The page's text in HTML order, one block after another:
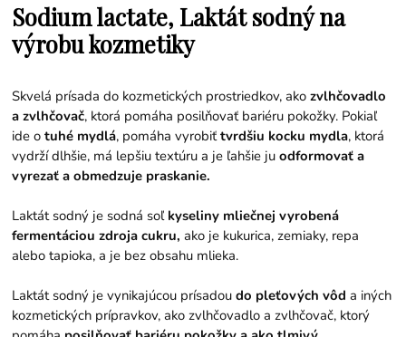
Sodium lactate, Laktát sodný na
výrobu kozmetiky
Skvelá prísada do kozmetických prostriedkov, akozvlhčovadlo
a zvlhčovač, ktorá pomáha posilňovať bariéru pokožky. Pokiaľ
ide o tuhé mydlá, pomáha vyrobiťtvrdšiu kocku mydla, ktorá
vydrží dlhšie, má lepšiu textúru a je ľahšie ju odformovať a
vyrezať a obmedzuje praskanie.
Laktát sodný je sodná soľ kyseliny mliečnej vyrobená
fermentáciou zdroja cukru, ako je kukurica, zemiaky, repa
alebo tapioka, a je bez obsahu mlieka.
Laktát sodný je vynikajúcou prísadoudo pleťových vôd a iných
kozmetických prípravkov, ako zvlhčovadlo a zvlhčovač, ktorý